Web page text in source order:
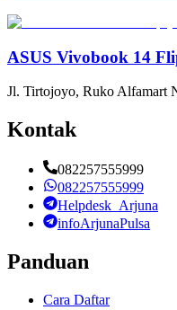
ASUS Vivobook 14
Jl. Tirtojoyo, Ruko Alfamart
Kontak
082257555999
082257555999
Helpdesk_Arjuna
infoArjunaPulsa
Panduan
Cara Daftar